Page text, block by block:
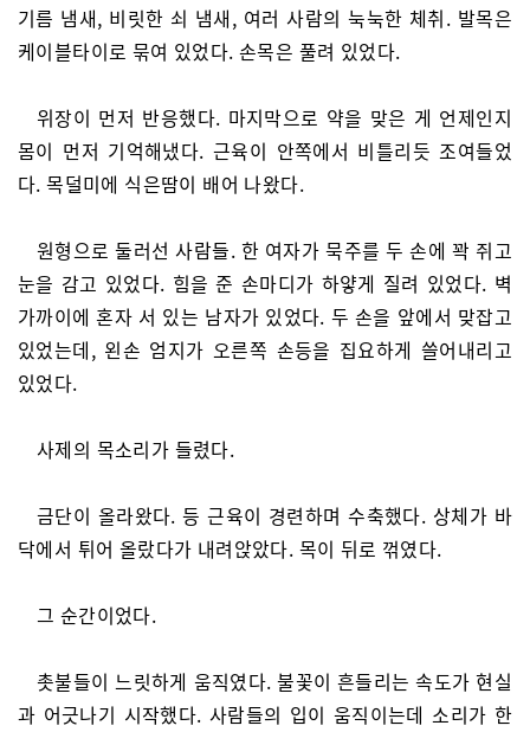
기름 냄새, 비릿한 쇠 냄새, 여러 사람의 눅눅한 체취. 발목은
케이블타이로 묶여 있었다. 손목은 풀려 있었다.
위장이 먼저 반응했다. 마지막으로 약을 맞은 게 언제인지
몸이 먼저 기억해냈다. 근육이 안쪽에서 비틀리듯 조여들었
다. 목덜미에 식은땀이 배어 나왔다.
원형으로 둘러선 사람들. 한 여자가 묵주를 두 손에 꽉 쥐고
눈을 감고 있었다. 힘을 준 손마디가 하얗게 질려 있었다. 벽
가까이에 혼자 서 있는 남자가 있었다. 두 손을 앞에서 맞잡고
있었는데, 왼손 엄지가 오른쪽 손등을 집요하게 쓸어내리고
있었다.
사제의 목소리가 들렸다.
금단이 올라왔다. 등 근육이 경련하며 수축했다. 상체가 바
닥에서 튀어 올랐다가 내려앉았다. 목이 뒤로 꺾였다.
그 순간이었다.
촛불들이 느릿하게 움직였다. 불꽃이 흔들리는 속도가 현실
과 어긋나기 시작했다. 사람들의 입이 움직이는데 소리가 한